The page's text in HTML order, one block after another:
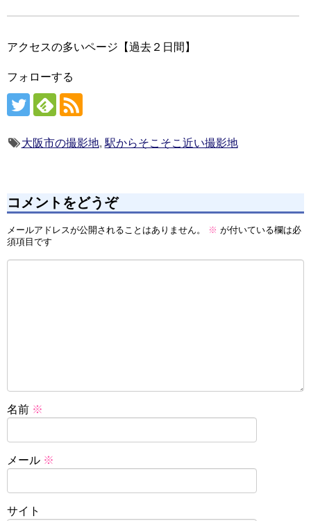
アクセスの多いページ【過去２日間】
フォローする
大阪市の撮影地, 駅からそこそこ近い撮影地
コメントをどうぞ
メールアドレスが公開されることはありません。 ※ が付いている欄は必
須項目です
名前 ※
メール ※
サイト